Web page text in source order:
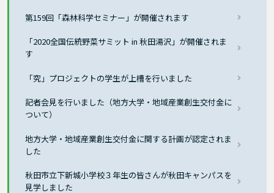
第159回「森林科学セミナー」が開催されます
「2020全国伝統野菜サミット in 秋田湯沢」が開催されま
す
「究」プロジェクトの学生が上槽を行いました
記者会見を行いました（地方大学・地域産業創生交付金に
ついて）
地方大学・地域産業創生交付金に関する計画が認定されま
した
秋田市立下新城小学校３年生の皆さんが秋田キャンパスを
見学しました